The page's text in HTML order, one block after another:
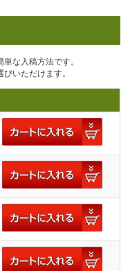
な入稿方法です。
いただけます。